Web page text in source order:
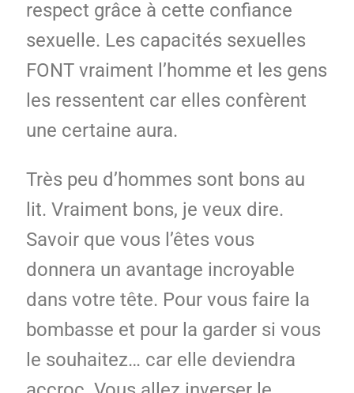
respect grâce à cette confiance
sexuelle. Les capacités sexuelles
FONT vraiment l’homme et les gens
les ressentent car elles confèrent
une certaine aura.
Très peu d’hommes sont bons au
lit. Vraiment bons, je veux dire.
Savoir que vous l’êtes vous
donnera un avantage incroyable
dans votre tête. Pour vous faire la
bombasse et pour la garder si vous
le souhaitez… car elle deviendra